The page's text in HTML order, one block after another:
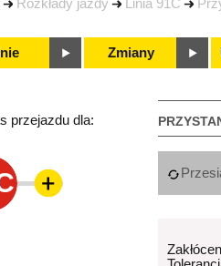
Rozkłady jazdy Linia 91C
Zmiany
przejazdu dla: